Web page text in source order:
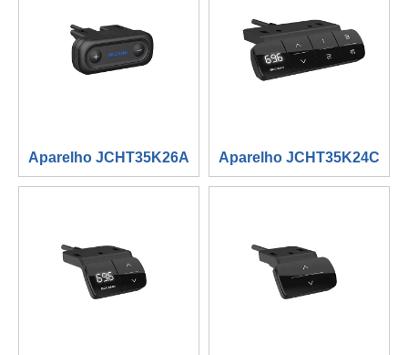
Aparelho JCHT35K26A Aparelho JCHT35K24C